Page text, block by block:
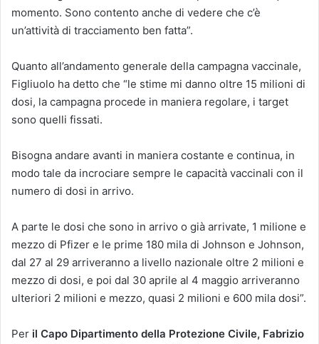
momento. Sono contento anche di vedere che c’è
un’attività di tracciamento ben fatta”.
Quanto all’andamento generale della campagna vaccinale,
Figliuolo ha detto che “le stime mi danno oltre 15 milioni di
dosi, la campagna procede in maniera regolare, i target
sono quelli fissati.
Bisogna andare avanti in maniera costante e continua, in
modo tale da incrociare sempre le capacità vaccinali con il
numero di dosi in arrivo.
A parte le dosi che sono in arrivo o già arrivate, 1 milione e
mezzo di Pfizer e le prime 180 mila di Johnson e Johnson,
dal 27 al 29 arriveranno a livello nazionale oltre 2 milioni e
mezzo di dosi, e poi dal 30 aprile al 4 maggio arriveranno
ulteriori 2 milioni e mezzo, quasi 2 milioni e 600 mila dosi”.
Per il Capo Dipartimento della Protezione Civile, Fabrizio